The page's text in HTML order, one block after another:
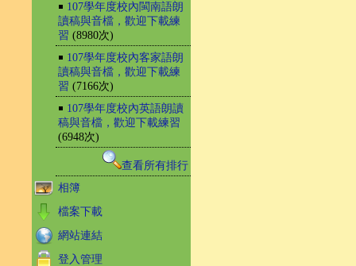
￭ 107學年度校內閩南語朗
讀稿與音檔，歡迎下載練
習 (8980次)
￭ 107學年度校內客家語朗
讀稿與音檔，歡迎下載練
習 (7166次)
￭ 107學年度校內英語朗讀
稿與音檔，歡迎下載練習
(6948次)
查看所有排行
相簿
檔案下載
網站連結
登入管理